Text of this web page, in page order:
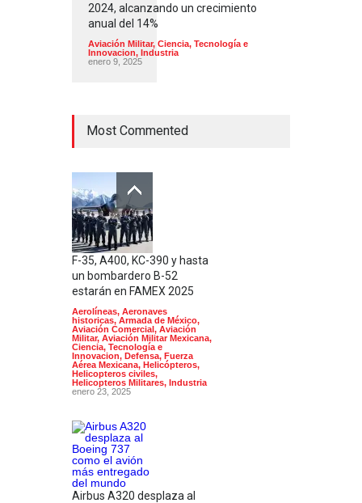
2024, alcanzando un crecimiento
anual del 14%
Aviación Militar, Ciencia, Tecnología e
Innovacion, Industria
enero 9, 2025
Most Commented
F-35, A400, KC-390 y hasta
un bombardero B-52
estarán en FAMEX 2025
Aerolíneas, Aeronaves
historicas, Armada de México,
Aviación Comercial, Aviación
Militar, Aviación Militar Mexicana,
Ciencia, Tecnología e
Innovacion, Defensa, Fuerza
Aérea Mexicana, Helicópteros,
Helicopteros civiles,
Helicopteros Militares, Industria
enero 23, 2025
Airbus A320 desplaza al